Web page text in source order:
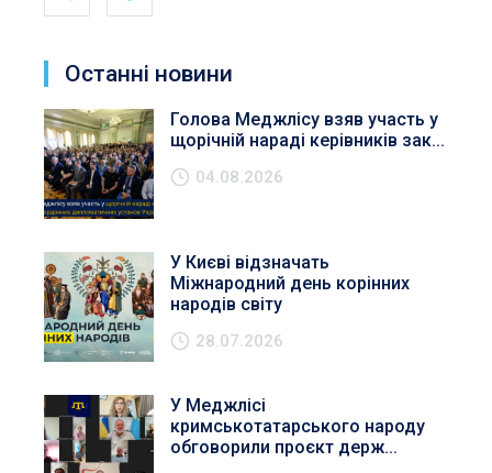
Останні новини
Голова Меджлісу взяв участь у
щорічній нараді керівників зак...
04.08.2026
У Києві відзначать
Міжнародний день корінних
народів світу
28.07.2026
У Меджлісі
кримськотатарського народу
обговорили проєкт держ...